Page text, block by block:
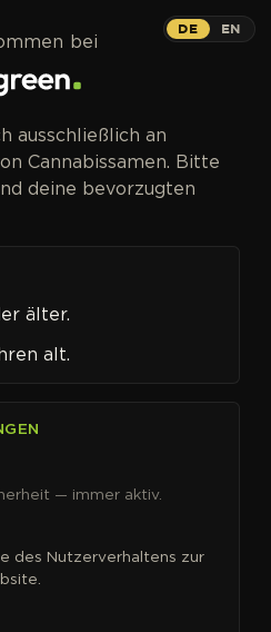
DE EN
bei
ausschließlich an
Cannabissamen. Bitte
deine bevorzugten
älter.
alt.
— immer aktiv.
des Nutzerverhaltens zur